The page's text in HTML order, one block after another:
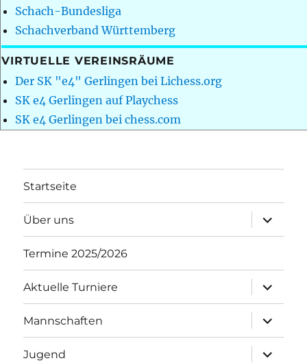
Schach-Bundesliga
Schachverband Württemberg
VIRTUELLE VEREINSRÄUME
Der SK "e4" Gerlingen bei Lichess.org
SK e4 Gerlingen auf Playchess
SK e4 Gerlingen bei chess.com
Startseite
Über uns
öffnen
Termine 2025/2026
Aktuelle Turniere
öffnen
Mannschaften
öffnen
Jugend